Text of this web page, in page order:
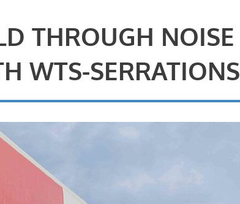
THROUGH NOISE
WTS-SERRATIONS